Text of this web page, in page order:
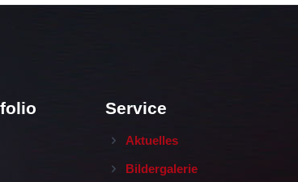
Service
Aktuelles
Bildergalerie